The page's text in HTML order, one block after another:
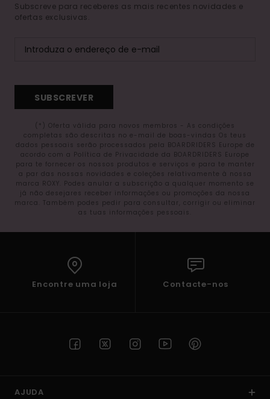
Subscreve para receberes as mais recentes novidades e
ofertas exclusivas.
SUBSCREVER
(*) Oferta válida para novos membros - As condições
completas são descritas no e-mail de boas-vindas Os teus
dados pessoais serão processados pela BOARDRIDERS Europe de
acordo com a Política de Privacidade da BOARDRIDERS Europe
para te fornecer os nossos produtos e serviços e para te manter
a par das nossas novidades e coleções relativamente à nossa
marca ROXY. Podes anular a subscrição a qualquer momento se
já não desejares receber informações ou promoções da nossa
marca. Também podes pedir para consultar, corrigir ou eliminar
as tuas informações pessoais.
Encontre uma loja Contacte-nos
AJUDA